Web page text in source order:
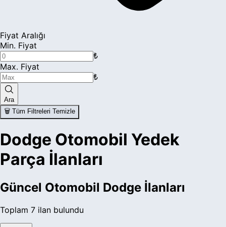
Fiyat Aralığı
Min. Fiyat
₺
Max. Fiyat
₺
Ara
🗑️ Tüm Filtreleri Temizle
Dodge Otomobil Yedek
Parça İlanları
Güncel Otomobil Dodge İlanları
Toplam 7 ilan bulundu